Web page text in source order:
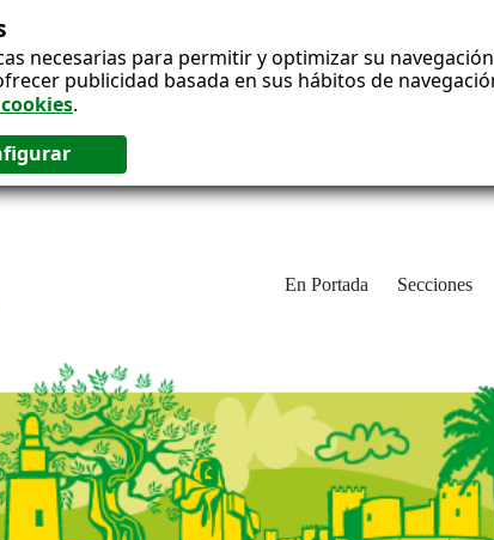
necesarias para permitir y optimizar su
publicidad basada en sus hábitos de
.
En Portada Secciones